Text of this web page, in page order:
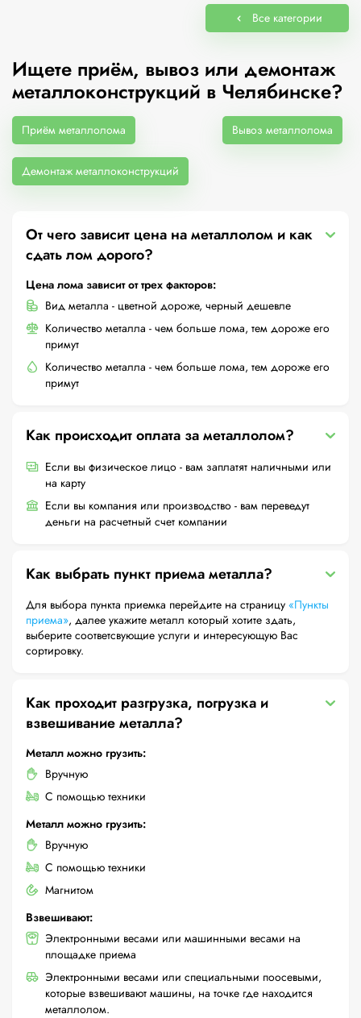
Все категории
Ищете приём, вывоз или демонтаж
металлоконструкций в Челябинске?
Приём металлолома Вывоз металлолома
Демонтаж металлоконструкций
От чего зависит цена на металлолом и как
сдать лом дорого?
Цена лома зависит от трех факторов:
Вид металла - цветной дороже, черный дешевле
Количество металла - чем больше лома, тем дороже его
примут
Количество металла - чем больше лома, тем дороже его
примут
Как происходит оплата за металлолом?
Если вы физическое лицо - вам заплатят наличными или
на карту
Если вы компания или производство - вам переведут
деньги на расчетный счет компании
Как выбрать пункт приема металла?
Для выбора пункта приемка перейдите на страницу «Пункты
приема», далее укажите металл который хотите здать,
выберите соответсвующие услуги и интересующую Вас
сортировку.
Как проходит разгрузка, погрузка и
взвешивание металла?
Металл можно грузить:
Вручную
С помощью техники
Металл можно грузить:
Вручную
С помощью техники
Магнитом
Взвешивают:
Электронными весами или машинными весами на
площадке приема
Электронными весами или специальными поосевыми,
которые взвешивают машины, на точке где находится
металлолом.